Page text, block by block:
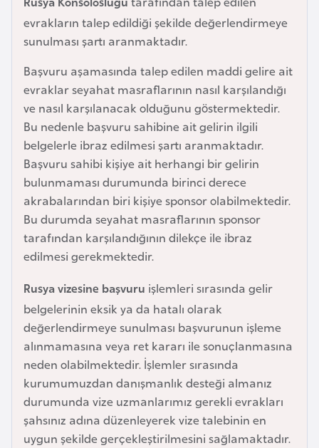
evrakların talep edildiği şekilde değerlendirmeye
sunulması şartı aranmaktadır.
Başvuru aşamasında talep edilen maddi gelire ait
evraklar seyahat masraflarının nasıl karşılandığı
ve nasıl karşılanacak olduğunu göstermektedir.
Bu nedenle başvuru sahibine ait gelirin ilgili
belgelerle ibraz edilmesi şartı aranmaktadır.
Başvuru sahibi kişiye ait herhangi bir gelirin
bulunmaması durumunda birinci derece
akrabalarından biri kişiye sponsor olabilmektedir.
Bu durumda seyahat masraflarının sponsor
tarafından karşılandığının dilekçe ile ibraz
edilmesi gerekmektedir.
Rusya vizesine başvuru işlemleri sırasında gelir
belgelerinin eksik ya da hatalı olarak
değerlendirmeye sunulması başvurunun işleme
alınmamasına veya ret kararı ile sonuçlanmasına
neden olabilmektedir. İşlemler sırasında
kurumumuzdan danışmanlık desteği almanız
durumunda vize uzmanlarımız gerekli evrakları
şahsınız adına düzenleyerek vize talebinin en
uygun şekilde gerçekleştirilmesini sağlamaktadır.
e
y
n
B
a
n
g
l
a
d
e
ş
B
l
a
r
u
s
B